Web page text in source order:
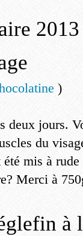
)
deux jours.
du
mis à
Merci à
à